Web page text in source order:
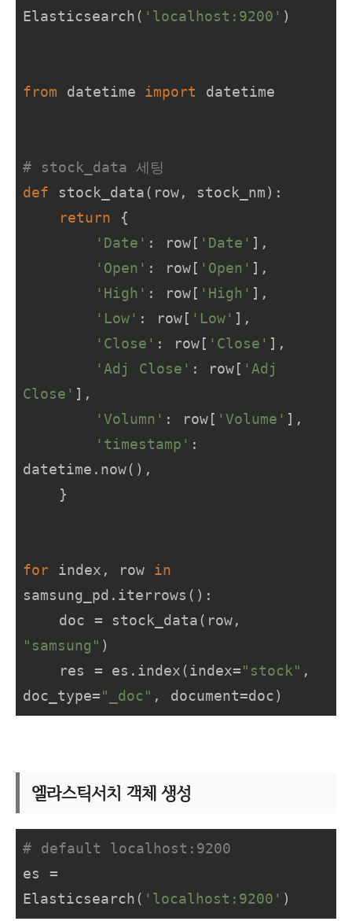
Elasticsearch( 'localhost:9200' )
from datetime import datetime
# stock_data 세팅
def
stock_data( row, stock_nm):
return {
'Date' : row[ 'Date' ],
'Open' : row[ 'Open' ],
'High' : row[ 'High' ],
'Low' : row[ 'Low' ],
'Close' : row[ 'Close' ],
'Adj Close' : row[ 'Adj
Close' ],
'Volumn' : row[ 'Volume' ],
'timestamp' :
datetime.now(),
for index, row in
samsung_pd.iterrows():
"samsung" )
    res = es.index(index=
"stock" ,
doc_type="_doc" , document=doc)
엘라스틱서치 객체 생성
# default localhost:9200
es =
Elasticsearch( 'localhost:9200' )